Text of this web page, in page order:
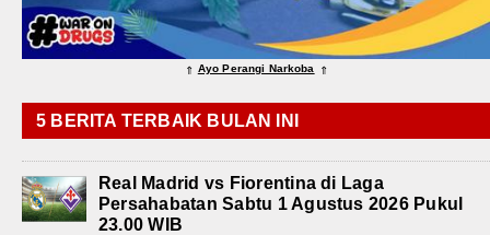
⇑ Ayo Perangi Narkoba ⇑
5 BERITA TERBAIK BULAN INI
Real Madrid vs Fiorentina di Laga
Persahabatan Sabtu 1 Agustus 2026 Pukul
23.00 WIB